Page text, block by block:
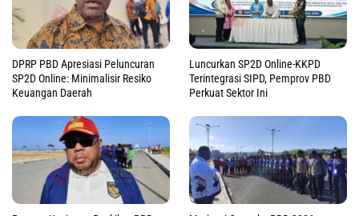
DPRP PBD Apresiasi Peluncuran
SP2D Online: Minimalisir Resiko
Keuangan Daerah
Luncurkan SP2D Online-KKPD
Terintegrasi SIPD, Pemprov PBD
Perkuat Sektor Ini